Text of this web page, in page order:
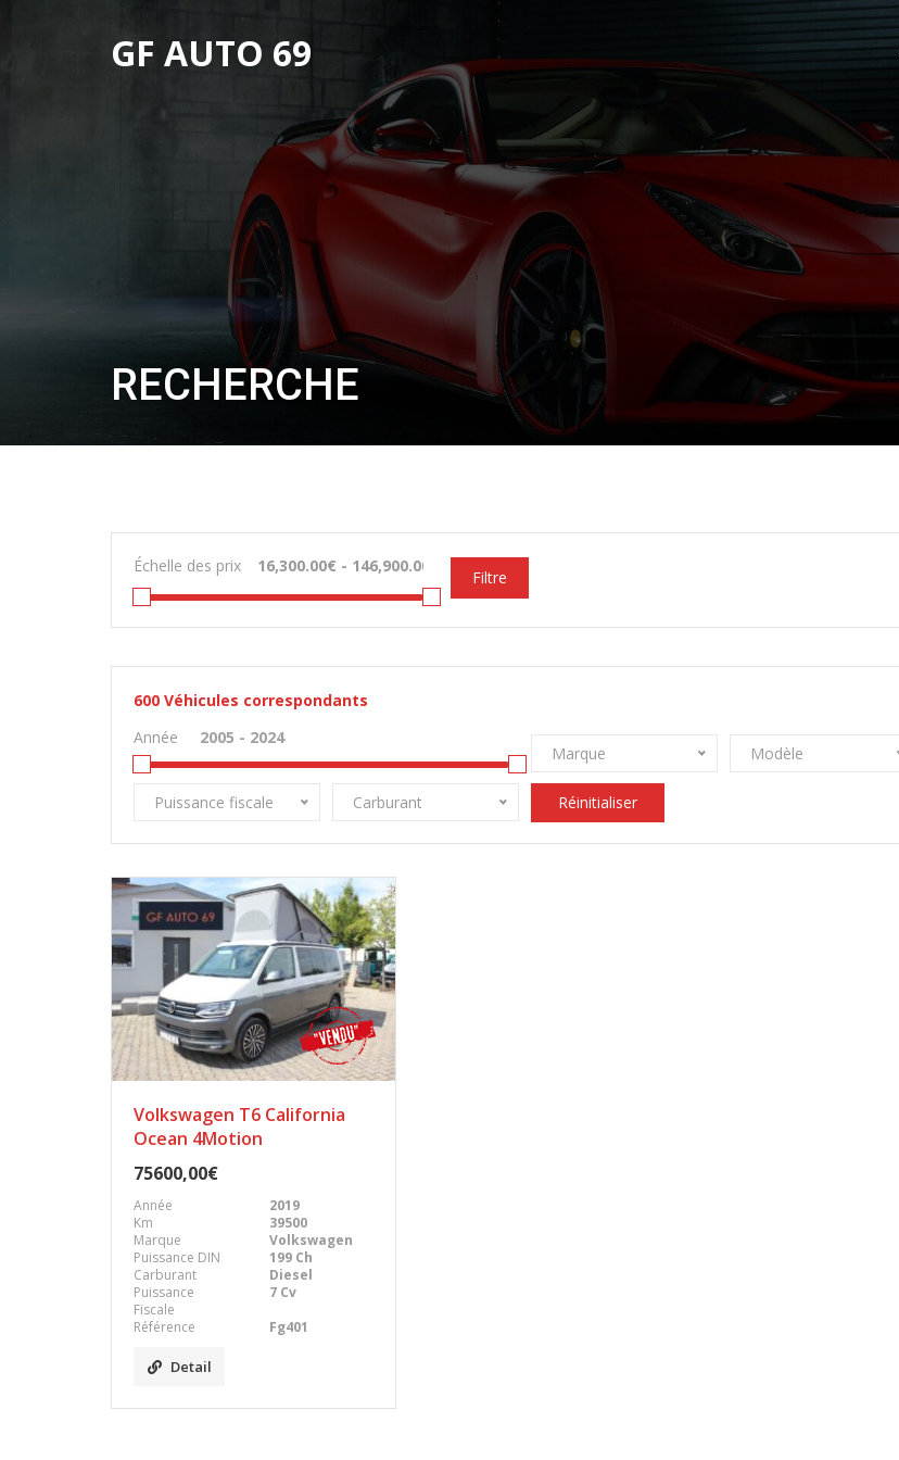
GF AUTO 69
RECHERCHE
Échelle des prix
Filtre
600 Véhicules correspondants
Année
Marque Modèle
Puissance fiscale Carburant Réinitialiser
Volkswagen T6 California
Ocean 4Motion
75600,00€
Année
2019
Km
39500
Marque
Volkswagen
Puissance DIN
199 Ch
Carburant
Diesel
Puissance
Fiscale
7 Cv
Référence
Fg401
Detail